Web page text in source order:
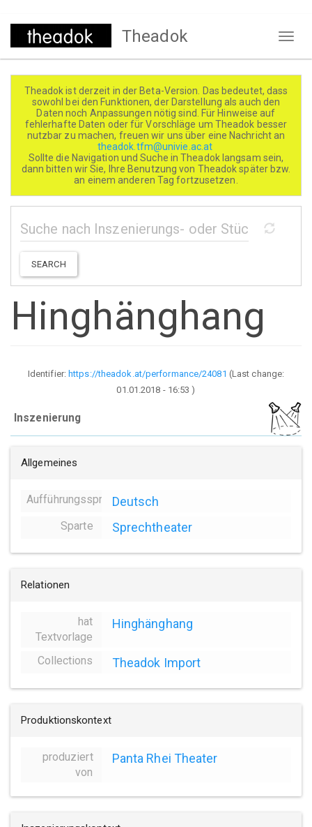
Direkt
Theadok
Theadok ist derzeit in der Beta-Version. Das bedeutet, dass
sowohl bei den Funktionen, der Darstellung als auch den
Daten noch Anpassungen nötig sind. Für Hinweise auf
fehlerhafte Daten oder für Vorschläge um Theadok besser
nutzbar zu machen, freuen wir uns über eine Nachricht an
theadok.tfm@univie.ac.at
Sollte die Navigation und Suche in Theadok langsam sein,
dann bitten wir Sie, Ihre Benutzung von Theadok später bzw.
an einem anderen Tag fortzusetzen.
SEARCH
Hinghänghang
Identifier:https://theadok.at/performance/24081 (Last change:
01.01.2018 - 16:53 )
Inszenierung
Allgemeines
AufführungsspracheDeutsch
Sparte Sprechtheater
Relationen
hat
Textvorlage
Hinghänghang
Collections Theadok Import
Produktionskontext
produziert
von
Panta Rhei Theater